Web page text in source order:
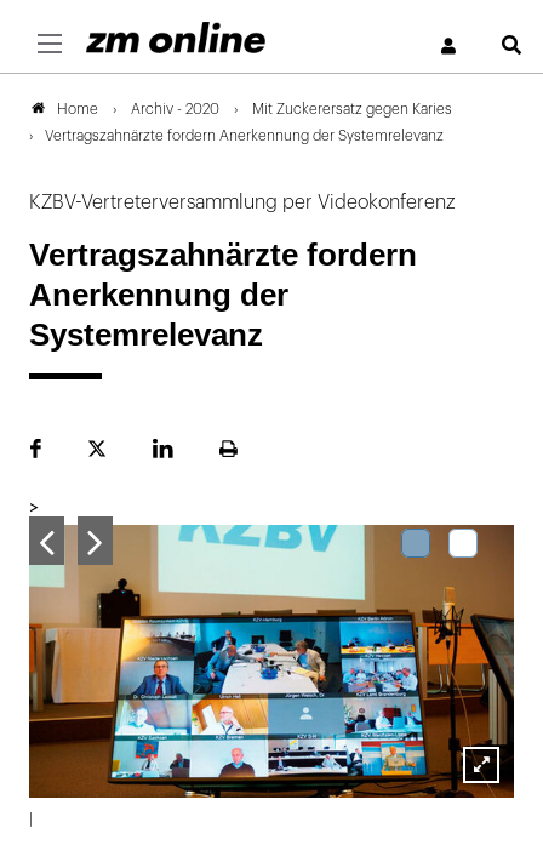
Home Archiv - 2020
Mit Zuckerersatz gegen Karies
Vertragszahnärzte fordern Anerkennung der Systemrelevanz
KZBV-Vertreterversammlung per Videokonferenz
Vertragszahnärzte fordern
Anerkennung der
Systemrelevanz
FacebookPlattformLinekdInSeite
>
Lightbox